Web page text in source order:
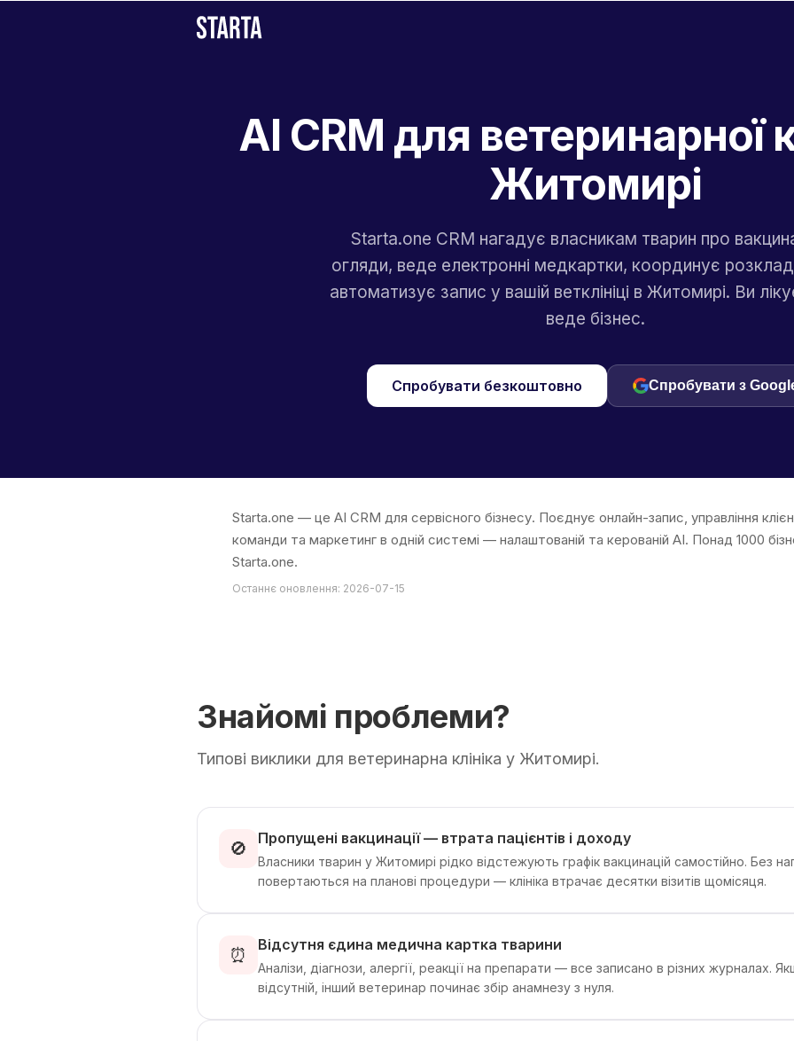
AI CRM для ветеринарної
Житомирі
Starta.one CRM нагадує власникам тварин про
огляди, веде електронні медкартки, координує розклад
автоматизує запис у вашій ветклініці в Житомирі. Ви
веде бізнес.
Спробувати безкоштовно Спробувати з
Starta.one — це AI CRM для сервісного бізнесу. Поєднує онлайн-запис, управління
команди та маркетинг в одній системі — налаштованій та керованій AI. Понад 1000
Starta.one.
Останнє оновлення: 2026-07-15
Знайомі проблеми?
Типові виклики для ветеринарна клініка у Житомирі.
🚫 Пропущені вакцинації — втрата пацієнтів і доходу
Власники тварин у Житомирі рідко відстежують графік вакцинацій самостійно. Без
повертаються на планові процедури — клініка втрачає десятки візитів щомісяця.
⏰ Відсутня єдина медична картка тварини
Аналізи, діагнози, алергії, реакції на препарати — все записано в різних журналах.
відсутній, інший ветеринар починає збір анамнезу з нуля.